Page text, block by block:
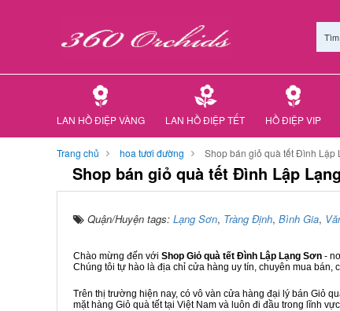
LAN HỒ ĐIỆP VÀNG LAN HỒ ĐIỆP TẾT HỒ ĐIỆP VIP
Trang chủ hoa tươi đường Shop bán giỏ quà tết Đình Lập
Shop bán giỏ quà tết Đình Lập
Quận/Huyện tags: Lạng Sơn, Tràng Định, Bình Gia,
Chào mừng đến với Shop Giỏ quà tết Đình Lập Lạng Sơn -
Chúng tôi tự hào là địa chỉ cửa hàng uy tín, chuyên mua bán,
Trên thị trường hiện nay, có vô vàn cửa hàng đại lý bán Giỏ
mặt hàng Giỏ quà tết tại Việt Nam và luôn đi đầu trong lĩnh